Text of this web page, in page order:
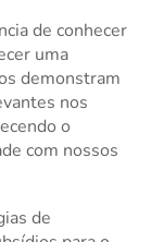
de conhecer
uma
demonstram
nos
o
com nossos
de